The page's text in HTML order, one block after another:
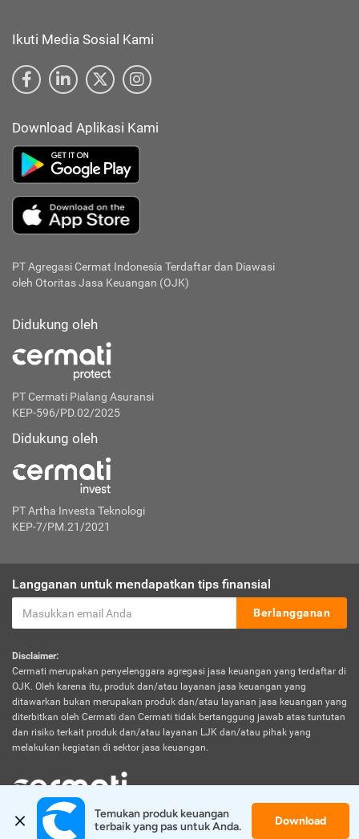
Ikuti Media Sosial Kami
Download Aplikasi Kami
PT Agregasi Cermat Indonesia Terdaftar dan Diawasi
oleh Otoritas Jasa Keuangan (OJK)
Didukung oleh
PT Cermati Pialang Asuransi
KEP-596/PD.02/2025
Didukung oleh
PT Artha Investa Teknologi
KEP-7/PM.21/2021
Langganan untuk mendapatkan tips finansial
Berlangganan
Disclaimer:
Cermati merupakan penyelenggara agregasi jasa keuangan yang terdaftar di
OJK. Oleh karena itu, produk dan/atau layanan jasa keuangan yang
ditawarkan bukan merupakan produk dan/atau layanan jasa keuangan yang
diterbitkan oleh Cermati dan Cermati tidak bertanggung jawab atas tuntutan
dan risiko terkait produk dan/atau layanan LJK dan/atau pihak yang
melakukan kegiatan di sektor jasa keuangan.
© 2026 Cermati. All Rights Reserved.
Temukan produk keuangan
terbaik yang pas untuk Anda.
Download